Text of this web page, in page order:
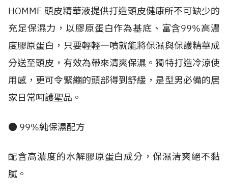
HOMME 頭皮精華液提供打造頭皮健康所不可缺少的
充足保濕力，以膠原蛋白作為基底、富含99%高濃
度膠原蛋白，只要輕輕一噴就能將保濕與保護精華成
分送至頭皮，有效為帶來清爽保濕。獨特打造冷涼使
用感，更可令緊繃的頭部得到舒緩，是型男必備的居
家日常呵護聖品。
● 99%純保濕配方
配含高濃度的水解膠原蛋白成分，保濕清爽絕不黏
膩。